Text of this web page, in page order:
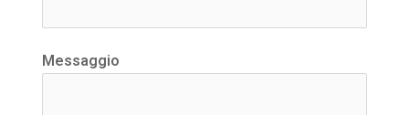
Messaggio